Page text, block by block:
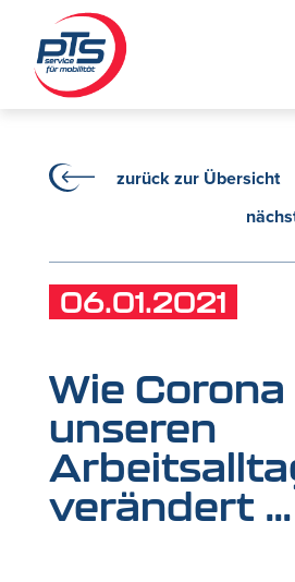
zurück zur Übersicht
06.01.2021
Wie Corona
unseren
verändert …